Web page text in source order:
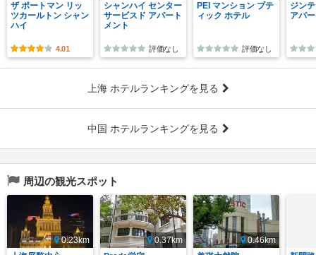
ザ ポートマン リッ
ツカールトン シャン
ハイ
4.01
シャンハイ センター
サービスド アパート
メント
評価なし
PEI マンション ブテ
ィック ホテル
評価なし
ジン
アパ
上海 ホテルランキングを見る
中国 ホテルランキングを見る
周辺の観光スポット
0.23km
0.37km
0.46km